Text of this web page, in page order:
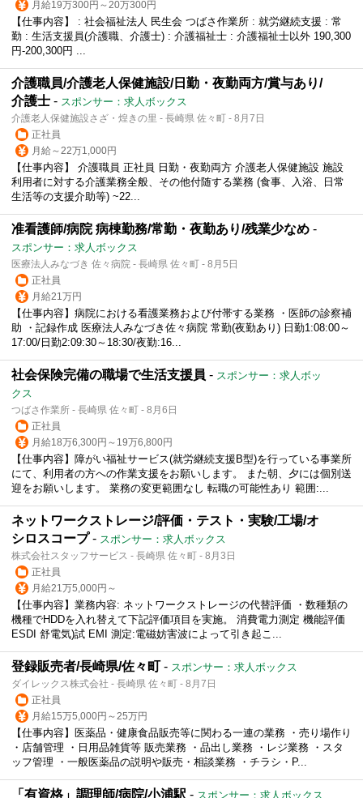
月給19万300円～20万300円
【仕事内容】 : 社会福祉法人 民生会 つばさ作業所 : 就労継続支援 : 常
勤 : 生活支援員(介護職、介護士) : 介護福祉士 : 介護福祉士以外 190,300
円-200,300円 ...
介護職員/介護老人保健施設/日勤・夜勤両方/賞与あり/
介護士 - スポンサー：求人ボックス
介護老人保健施設さざ・煌きの里 - 長崎県 佐々町 - 8月7日
正社員
月給～22万1,000円
【仕事内容】 介護職員 正社員 日勤・夜勤両方 介護老人保健施設 施設
利用者に対する介護業務全般、その他付随する業務 (食事、入浴、日常
生活等の支援介助等) ~22...
准看護師/病院 病棟勤務/常勤・夜勤あり/残業少なめ -
スポンサー：求人ボックス
医療法人みなづき 佐々病院 - 長崎県 佐々町 - 8月5日
正社員
月給21万円
【仕事内容】病院における看護業務および付帯する業務 ・医師の診察補
助 ・記録作成 医療法人みなづき佐々病院 常勤(夜勤あり) 日勤1:08:00～
17:00/日勤2:09:30～18:30/夜勤:16...
社会保険完備の職場で生活支援員 - スポンサー：求人ボッ
クス
つばさ作業所 - 長崎県 佐々町 - 8月6日
正社員
月給18万6,300円～19万6,800円
【仕事内容】障がい福祉サービス(就労継続支援B型)を行っている事業所
にて、利用者の方への作業支援をお願いします。 また朝、夕には個別送
迎をお願いします。 業務の変更範囲なし 転職の可能性あり 範囲:...
ネットワークストレージ/評価・テスト・実験/工場/オ
シロスコープ- スポンサー：求人ボックス
株式会社スタッフサービス - 長崎県 佐々町 - 8月3日
正社員
月給21万5,000円～
【仕事内容】業務内容: ネットワークストレージの代替評価 ・数種類の
機種でHDDを入れ替えて下記評価項目を実施。 消費電力測定 機能評価
ESDI 舒電気)試 EMI 測定:電磁妨害波によって引き起こ...
登録販売者/長崎県/佐々町- スポンサー：求人ボックス
ダイレックス株式会社 - 長崎県 佐々町 - 8月7日
正社員
月給15万5,000円～25万円
【仕事内容】医薬品・健康食品販売等に関わる一連の業務 ・売り場作り
・店舗管理 ・日用品雑貨等 販売業務 ・品出し業務 ・レジ業務 ・スタ
ッフ管理 ・一般医薬品の説明や販売・相談業務 ・チラシ・P...
「有資格」調理師/病院/小浦駅 - スポンサー：求人ボックス